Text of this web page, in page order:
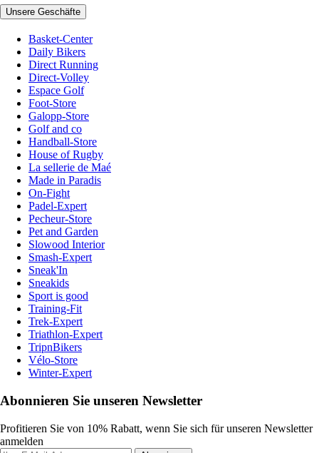
Unsere Geschäfte
Basket-Center
Daily Bikers
Direct Running
Direct-Volley
Espace Golf
Foot-Store
Galopp-Store
Golf and co
Handball-Store
House of Rugby
La sellerie de Maé
Made in Paradis
On-Fight
Padel-Expert
Pecheur-Store
Pet and Garden
Slowood Interior
Smash-Expert
Sneak'In
Sneakids
Sport is good
Training-Fit
Trek-Expert
Triathlon-Expert
TripnBikers
Vélo-Store
Winter-Expert
Abonnieren Sie unseren Newsletter
Profitieren Sie von 10% Rabatt, wenn Sie sich für unseren Newsletter
anmelden